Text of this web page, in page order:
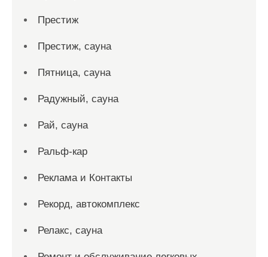
Престиж
Престиж, сауна
Пятница, сауна
Радужный, сауна
Рай, сауна
Ральф-кар
Реклама и Контакты
Рекорд, автокомплекс
Релакс, сауна